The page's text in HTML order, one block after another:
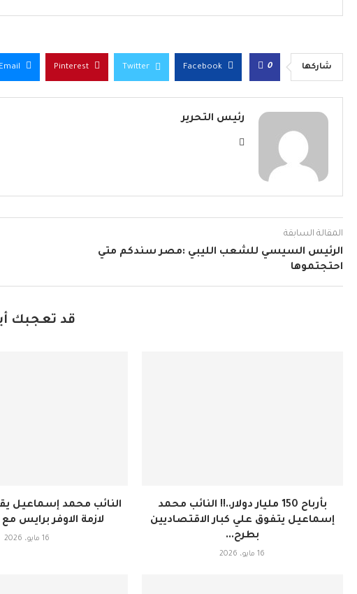
شاركها 0
Facebook
Twitter
Pinterest
Email
رئيس التحرير
المقالة السابقة
الرئيس السيسي للشعب الليبي :مصر سندكم متي
احتجتموها
قد تعجبك
النائب محمد إسماعيل
لازمة الاوفر برايس مع
16 مايو، 2026
بأرباح 150 مليار دولار..!! النائب محمد
إسماعيل يتفوق علي كبار الاقتصاديين
بطرح...
16 مايو، 2026